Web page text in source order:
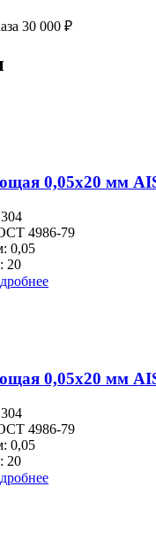
30 000 ₽
0,05х20 мм
4986-79
0,05
20
0,05х20 мм
4986-79
0,05
20